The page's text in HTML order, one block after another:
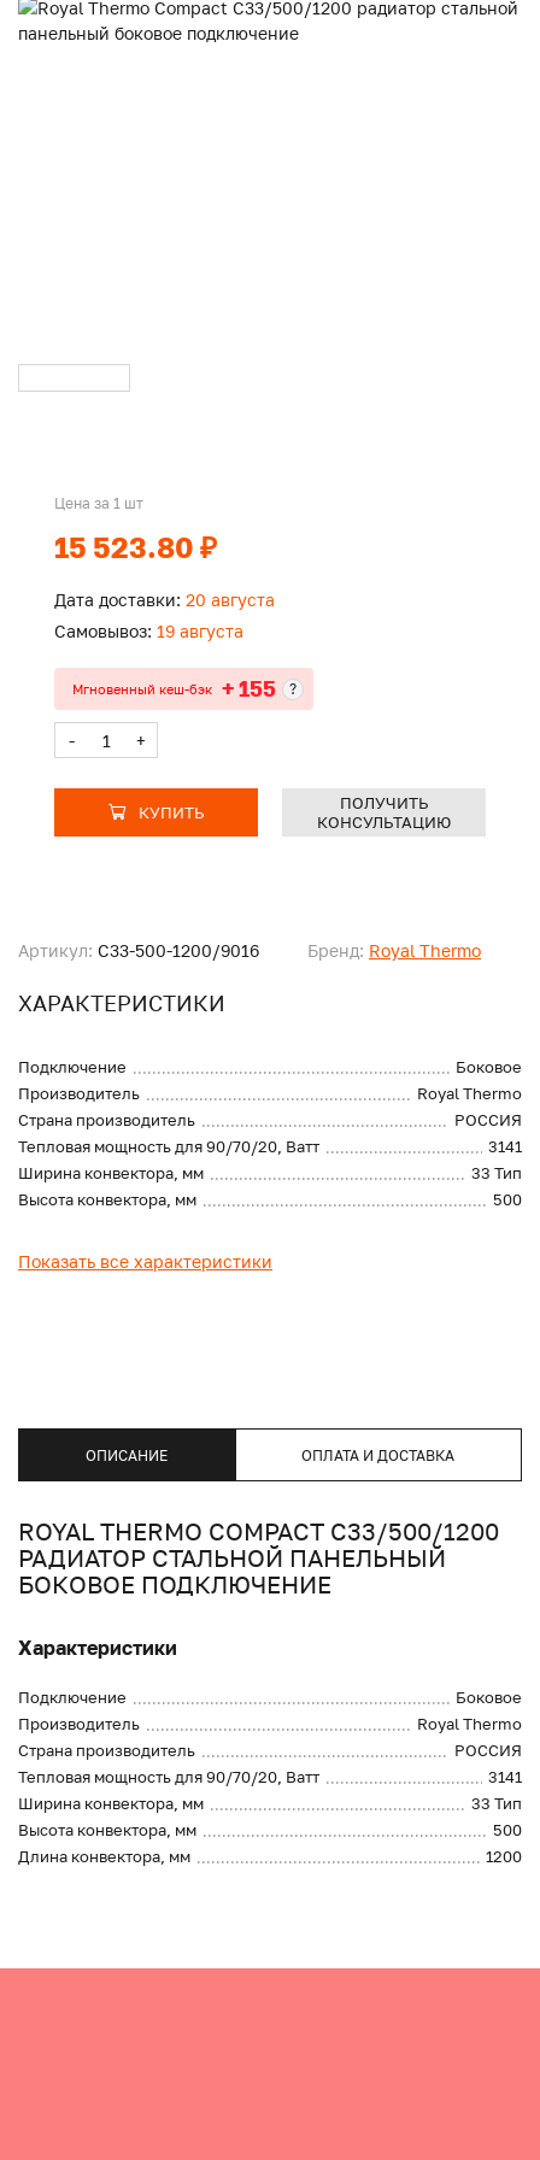
Артикул: C33-500-1200/9016 Бренд: Royal Thermo
ХАРАКТЕРИСТИКИ
Подключение
Боковое
Производитель
Royal Thermo
Страна производитель
РОССИЯ
Тепловая мощность для 90/70/20, Ватт
3141
Ширина конвектора, мм
33 Тип
Высота конвектора, мм
500
Показать все характеристики
Цена за 1 шт
15 523.80 ₽
Дата доставки: 20 августа
Самовывоз: 19 августа
Мгновенный кеш-бэк + 155 ?
- +
КУПИТЬ
ПОЛУЧИТЬ
КОНСУЛЬТАЦИЮ
ОПИСАНИЕ ОПЛАТА И ДОСТАВКА
ROYAL THERMO COMPACT C33/500/1200
РАДИАТОР СТАЛЬНОЙ ПАНЕЛЬНЫЙ
БОКОВОЕ ПОДКЛЮЧЕНИЕ
Характеристики
Подключение
Боковое
Производитель
Royal Thermo
Страна производитель
РОССИЯ
Тепловая мощность для 90/70/20, Ватт
3141
Ширина конвектора, мм
33 Тип
Высота конвектора, мм
500
Длина конвектора, мм
1200